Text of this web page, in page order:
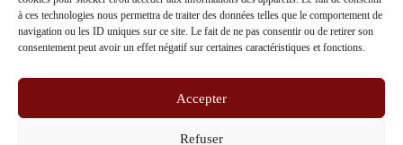
à ces technologies nous permettra de traiter des données telles que le comportement de
navigation ou les ID uniques sur ce site. Le fait de ne pas consentir ou de retirer son
consentement peut avoir un effet négatif sur certaines caractéristiques et fonctions.
Accepter
Refuser
déontologie pour définir l'éthique que je souhaite respecter
dans le cadre de l'exercice de mon activité."